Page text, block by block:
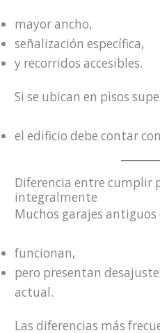
mayor ancho,
señalización específica,
y recorridos accesibles.
Si se ubican en pisos
el edificio debe contar
Diferencia entre cumplir
integralmente
Muchos garajes antiguos
funcionan,
pero presentan
actual.
Las diferencias más